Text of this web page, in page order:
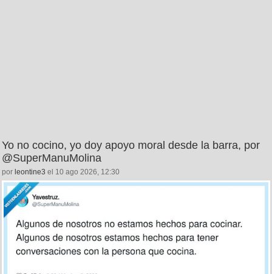
Yo no cocino, yo doy apoyo moral desde la barra, por
@SuperManuMolina
por leontine3 el 10 ago 2026, 12:30